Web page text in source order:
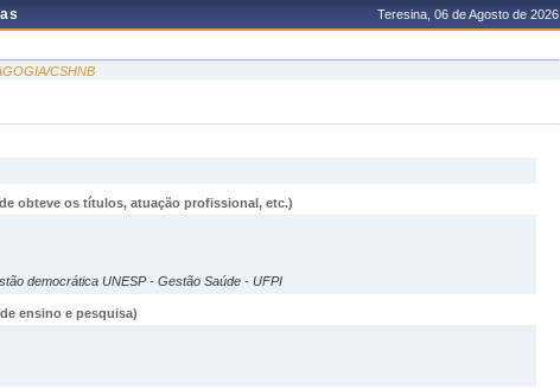
Teresina, 06 de Agosto de 2026
CSHNB
obteve os títulos, atuação profissional, etc.)
democrática UNESP - Gestão Saúde - UFPI
ensino e pesquisa)